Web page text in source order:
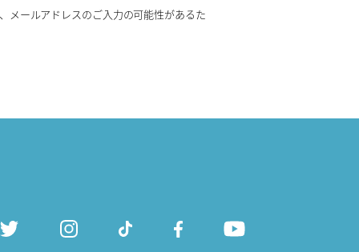
メールアドレスのご入力の可能性があるた